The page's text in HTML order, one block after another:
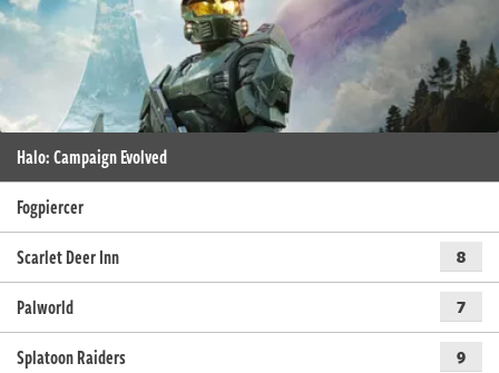
Halo: Campaign Evolved
Fogpiercer
Scarlet Deer Inn
8
Palworld 7
Splatoon Raiders 9